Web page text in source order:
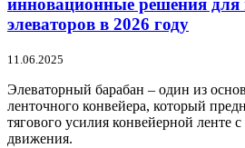
элеваторов в 2026 году
11.06.2025
Элеваторный барабан – один из
ленточного конвейера, который
тягового усилия конвейерной ленте
движения.